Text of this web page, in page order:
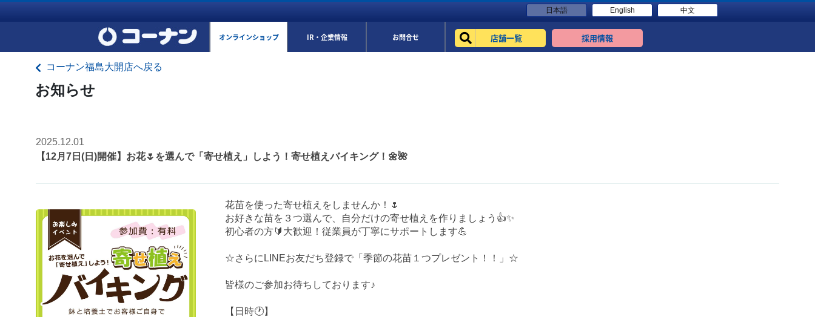
日本語 English 中文
オンラインショップ IR・企業情報 お問合せ 店舗一覧 採用情報
コーナン福島大開店へ戻る
お知らせ
2025.12.01
【12月7日(日)開催】お花🌷を選んで「寄せ植え」しよう！寄せ植えバイキング！🌼🌺
花苗を使った寄せ植えをしませんか！🌷
お好きな苗を３つ選んで、自分だけの寄せ植えを作りましょう👍✨
初心者の方🔰大歓迎！従業員が丁寧にサポートします💪
☆さらにLINEお友だち登録で「季節の花苗１つプレゼント！！」☆
皆様のご参加お待ちしております♪
【日時🕐】